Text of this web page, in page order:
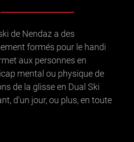
de Nendaz a des
formés pour le handi
aux personnes en
mental ou physique de
de la glisse en Dual Ski
d'un jour, ou plus, en toute